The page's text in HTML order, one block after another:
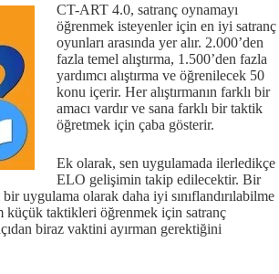
CT-ART 4.0, satranç oynamayı
öğrenmek isteyenler için en iyi satranç
oyunları arasında yer alır. 2.000’den
fazla temel alıştırma, 1.500’den fazla
yardımcı alıştırma ve öğrenilecek 50
konu içerir. Her alıştırmanın farklı bir
amacı vardır ve sana farklı bir taktik
öğretmek için çaba gösterir.
Ek olarak, sen uygulamada ilerledikçe
ELO gelişimin takip edilecektir. Bir
uygulama olarak daha iyi sınıflandırılabilme
küçük taktikleri öğrenmek için satranç
biraz vaktini ayırman gerektiğini